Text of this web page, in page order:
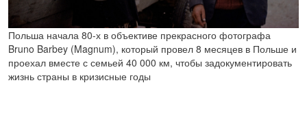
Польша начала 80-х в объективе прекрасного фотографа
Bruno Barbey (Magnum), который провел 8 месяцев в Польше и
проехал вместе с семьей 40 000 км, чтобы задокументировать
жизнь страны в кризисные годы